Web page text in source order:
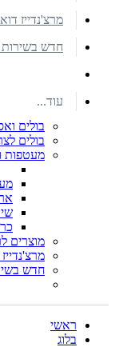
מרצ'נדייז
חדש בשירות
עוד...
בולים
בולים
מעטפות
מוצרים
חדש
ראשי
בלוג